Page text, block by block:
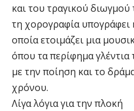
και του τραγικού
τη χορογραφία
οποία ετοιμάζει μια
όπου τα περίφημα
με την ποίηση και το
χρόνου.
Λίγα λόγια για την πλοκή